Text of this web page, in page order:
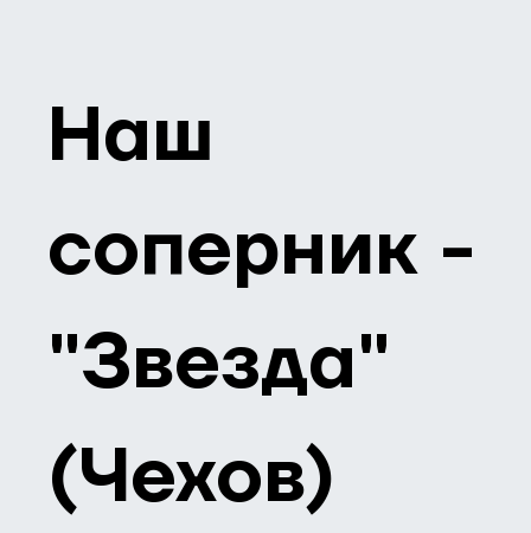
Наш
соперник -
"Звезда"
(Чехов)